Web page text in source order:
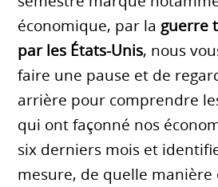
économique, par la guerre
par les États-Unis, nous
faire une pause et de
arrière pour comprendre
qui ont façonné nos
six derniers mois et
mesure, de quelle manière